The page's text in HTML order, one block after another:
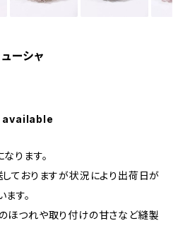
ーシャ
ります。
ておりますが状況により出荷日が
す。
ほつれや取り付けの甘さなど縫製